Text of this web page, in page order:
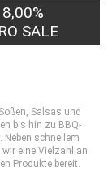
8,00%
SALE
Salsas und
bis hin zu BBQ-
Neben schnellem
eine Vielzahl an
Produkte bereit.